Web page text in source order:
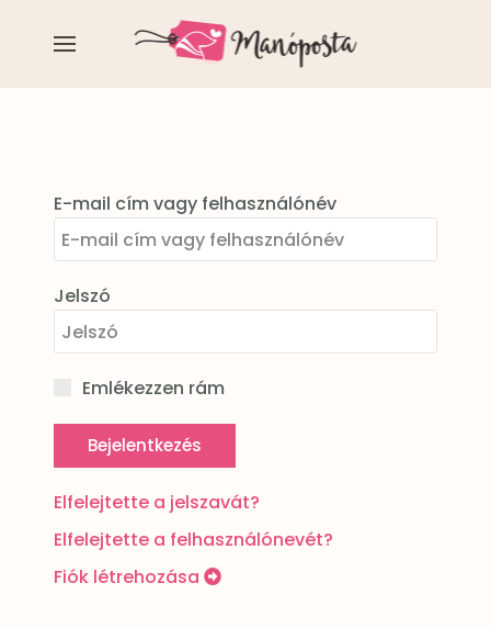
E-mail cím vagy felhasználónév
Jelszó
Emlékezzen rám
Bejelentkezés
Elfelejtette a jelszavát?
Elfelejtette a felhasználónevét?
Fiók létrehozása